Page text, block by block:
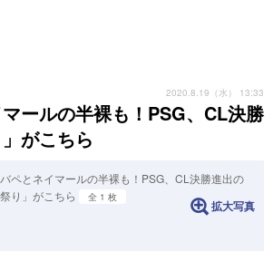
ールの半裸も！PSG、CL決勝
がこちら
2020.8.19（水） 13:33
ペとネイマールの半裸も！PSG、CL決勝進出の
祭り」がこちら
全 1 枚
拡大写真